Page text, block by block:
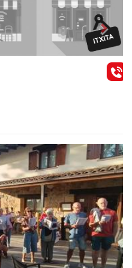
Next
festetan